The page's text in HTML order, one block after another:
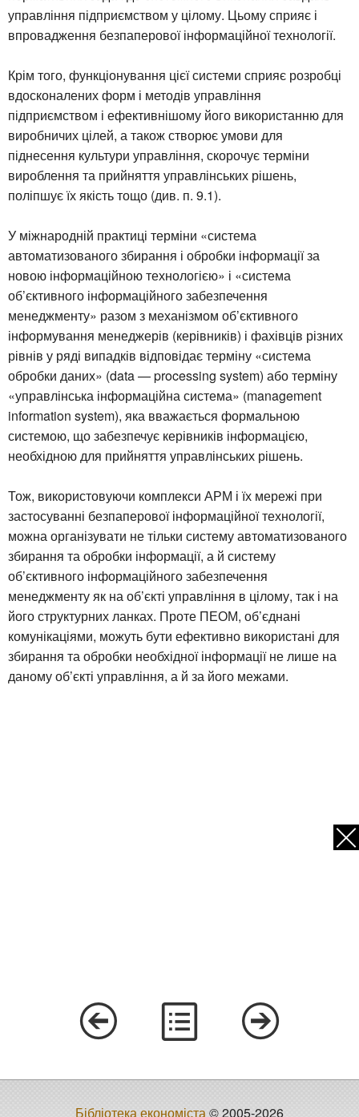
управління підприємством у цілому. Цьому сприяє і
впровадження безпаперової інформаційної технології.
Крім того, функціонування цієї системи сприяє розробці
вдосконалених форм і методів управління
підприємством і ефективнішому його використанню для
виробничих цілей, а також створює умови для
піднесення культури управління, скорочує терміни
вироблення та прийняття управлінських рішень,
поліпшує їх якість тощо (див. п. 9.1).
У міжнародній практиці терміни «система
автоматизованого збирання і обробки інформації за
новою інформаційною технологією» і «система
об’єктивного інформаційного забезпечення
менеджменту» разом з механізмом об’єктивного
інформування менеджерів (керівників) і фахівців різних
рівнів у ряді випадків відповідає терміну «система
обробки даних» (data — processing system) або терміну
«управлінська інформаційна система» (management
information system), яка вважається формальною
системою, що забезпечує керівників інформацією,
необхідною для прийняття управлінських рішень.
Тож, використовуючи комплекси АРМ і їх мережі при
застосуванні безпаперової інформаційної технології,
можна організувати не тільки систему автоматизованого
збирання та обробки інформації, а й систему
об’єктивного інформаційного забезпечення
менеджменту як на об’єкті управління в цілому, так і на
його структурних ланках. Проте ПЕОМ, об’єднані
комунікаціями, можуть бути ефективно використані для
збирання та обробки необхідної інформації не лише на
даному об’єкті управління, а й за його межами.
Бібліотека економіста © 2005-2026